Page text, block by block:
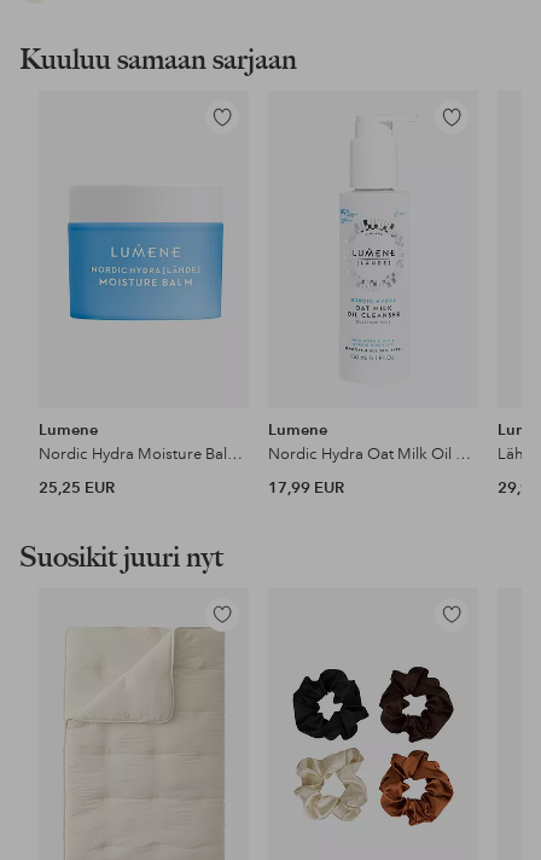
Kuuluu samaan sarjaan
Lisää
Lumene
Nordic Hydra Moisture Balm 50 Ml
25,25 EUR
Lisää
Lumene
Nordic Hydra Oat Milk Oil Cleanser 150 ml
17,99 EUR
29,99
Suosikit juuri nyt
Lisää
Lisää